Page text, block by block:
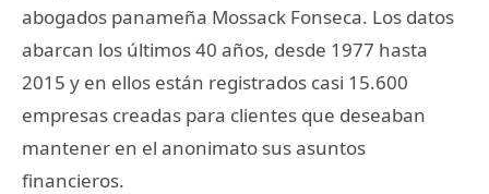
abogados panameña Mossack Fonseca. Los datos
abarcan los últimos 40 años, desde 1977 hasta
2015 y en ellos están registrados casi 15.600
empresas creadas para clientes que deseaban
mantener en el anonimato sus asuntos
financieros.